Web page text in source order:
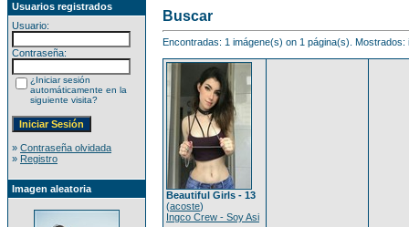
Usuarios registrados
Usuario:
Contraseña:
¿Iniciar sesión
automáticamente en la
siguiente visita?
» Contraseña olvidada
» Registro
Imagen aleatoria
Buscar
Encontradas: 1 imágene(s) on 1 página(s). Mostrados:
Beautiful Girls - 13
(acoste)
Ingco Crew - Soy Asi